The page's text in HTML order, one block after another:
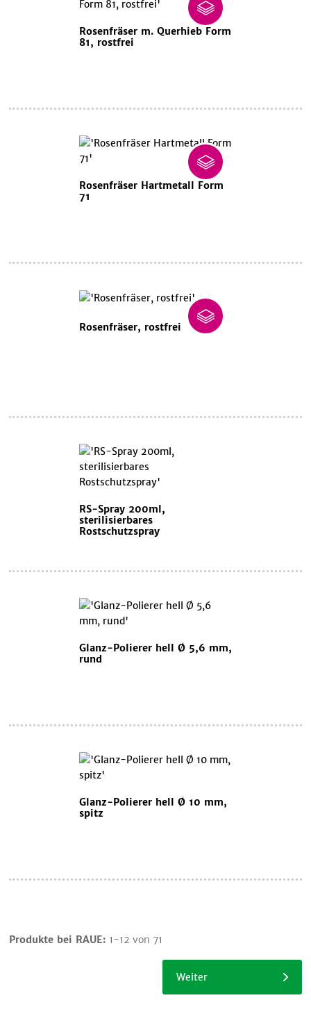
Rosenfräser m. Querhieb Form
81, rostfrei
Rosenfräser Hartmetall Form
71
Rosenfräser, rostfrei
RS-Spray 200ml,
sterilisierbares
Rostschutzspray
Glanz-Polierer hell Ø 5,6 mm,
rund
Glanz-Polierer hell Ø 10 mm,
spitz
Einkauf
Produkte bei RAUE: 1-12 von 71
Weiter